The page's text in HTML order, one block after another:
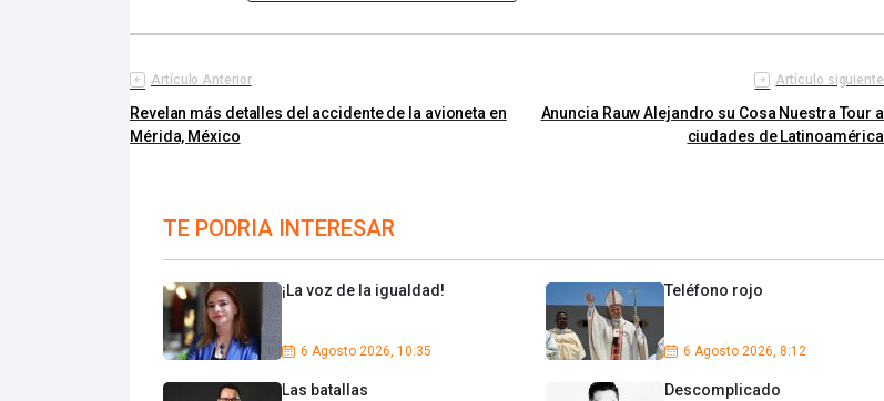
Artículo Anterior
Revelan más detalles del accidente de la avioneta en
Mérida, México
Artículo siguiente
Anuncia Rauw Alejandro su Cosa Nuestra Tour a
ciudades de Latinoamérica
TE PODRIA INTERESAR
¡La voz de la igualdad!
6 Agosto 2026, 10:35
Teléfono rojo
6 Agosto 2026, 8:12
Las batallas Descomplicado